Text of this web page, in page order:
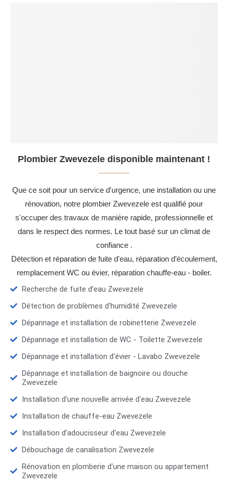
Plombier Zwevezele disponible maintenant !
Que ce soit pour un service d'urgence, une installation ou une
rénovation, notre plombier Zwevezele est qualifié pour
s'occuper des travaux de manière rapide, professionnelle et
dans le respect des normes. Le tout basé sur un climat de
confiance .
Détection et réparation de fuite d'eau, réparation d’écoulement,
remplacement WC ou évier, réparation chauffe-eau - boiler.
Recherche de fuite d’eau Zwevezele
Détection de problèmes d'humidité Zwevezele
Dépannage et installation de robinetterie Zwevezele
Dépannage et installation de WC - Toilette Zwevezele
Dépannage et installation d'évier - Lavabo Zwevezele
Dépannage et installation de baignoire ou douche
Zwevezele
Installation d'une nouvelle arrivée d'eau Zwevezele
Installation de chauffe-eau Zwevezele
Installation d’adoucisseur d'eau Zwevezele
Débouchage de canalisation Zwevezele
Rénovation en plomberie d'une maison ou appartement
Zwevezele